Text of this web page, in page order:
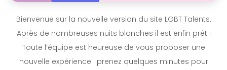
Bienvenue sur la nouvelle version du site LGBT Talents.
Après de nombreuses nuits blanches il est enfin prêt !
Toute l’équipe est heureuse de vous proposer une
nouvelle expérience : prenez quelques minutes pour